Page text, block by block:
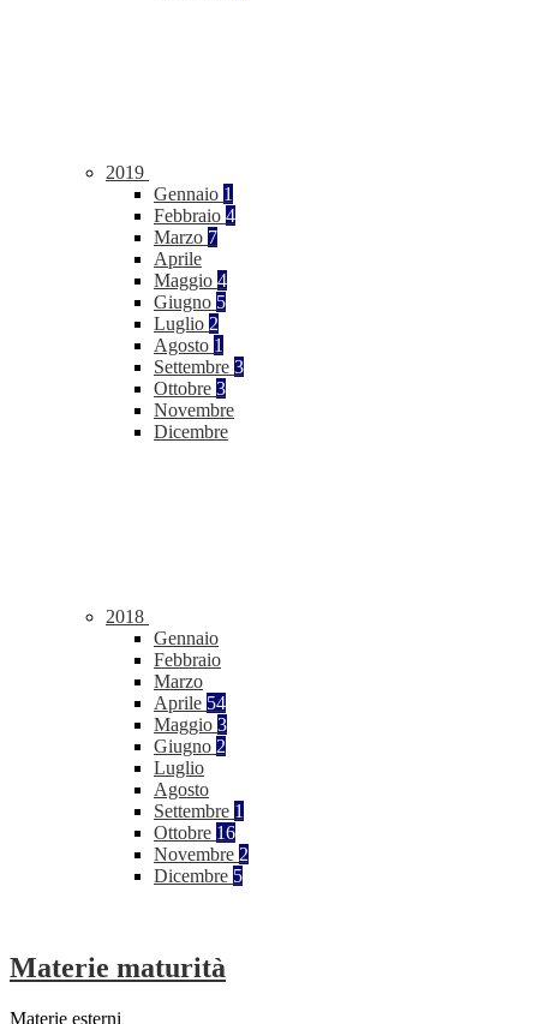
2019
Gennaio 1
Febbraio 4
Marzo 7
Aprile
Maggio 4
Giugno 5
Luglio 2
Agosto 1
Settembre 3
Ottobre 3
Novembre
Dicembre
2018
Gennaio
Febbraio
Marzo
Aprile 54
Maggio 3
Giugno 2
Luglio
Agosto
Settembre 1
Ottobre 16
Novembre 2
Dicembre 5
Materie maturità
Materie esterni